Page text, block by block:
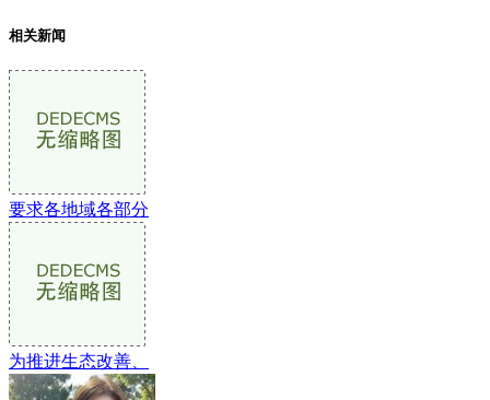
相关新闻
要求各地域各部分
为推进生态改善、